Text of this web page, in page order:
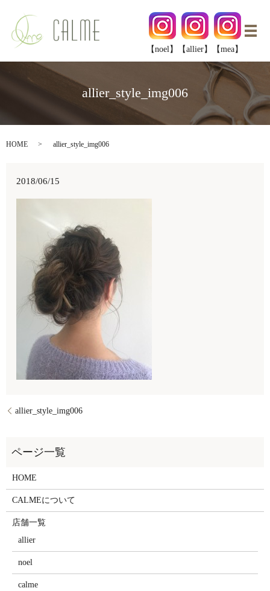
メ
【noel】
【allier】 【mea】
allier_style_img006
HOME allier_style_img006
2018/06/15
allier_style_img006
HOME
CALMEについて
店舗一覧
allier
noel
calme